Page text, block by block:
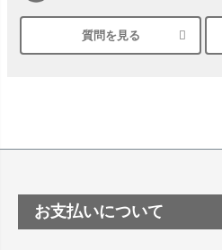
シルバーペーパーにEPSON
は？
塩ビのロール紙で離型紙が透
つや消し半透明ラベルのロール
質問を見る
お支払いについて